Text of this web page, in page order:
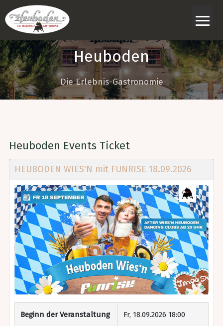
Heuboden
Die Erlebnis-Gastronomie
Heuboden Events Ticket
HEUBODEN WIES'N mit FUNRISE 18.09.2026
Beginn der Veranstaltung Fr, 18.09.2026 18:00
≡